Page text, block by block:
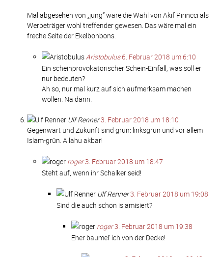
Mal abgesehen von „jung“ wäre die Wahl von Akif Pirincci als
Werbeträger wohl treffender gewesen. Das wäre mal ein
freche Seite der Ekelbonbons.
Aristobulus 6. Februar 2018 um 6:10
Ein scheinprovokatorischer Schein-Einfall, was soll er
nur bedeuten?
Ah so, nur mal kurz auf sich aufmerksam machen
wollen. Na dann.
Ulf Renner3. Februar 2018 um 18:10
Gegenwart und Zukunft sind grün: linksgrün und vor allem
Islam-grün. Allahu akbar!
roger3. Februar 2018 um 18:47
Steht auf, wenn ihr Schalker seid!
Ulf Renner3. Februar 2018 um 19:08
Sind die auch schon islamisiert?
roger3. Februar 2018 um 19:38
Eher baumel‘ ich von der Decke!